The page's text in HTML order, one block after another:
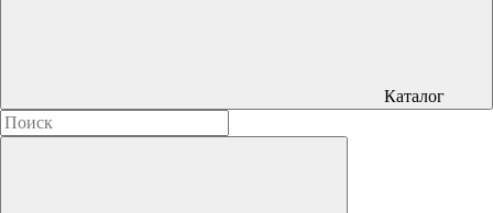
Каталог